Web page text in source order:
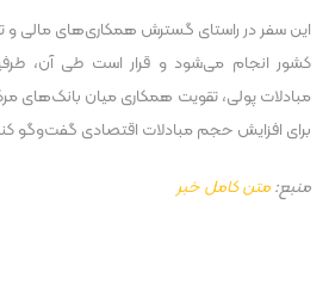
این سفر در راستای گسترش همکاری‌های مالی و
کشور انجام می‌شود و قرار است طی آن،
مبادلات پولی، تقویت همکاری میان بانک‌های
برای افزایش حجم مبادلات اقتصادی گفت‌و‌گو
منبع:متن کامل خبر